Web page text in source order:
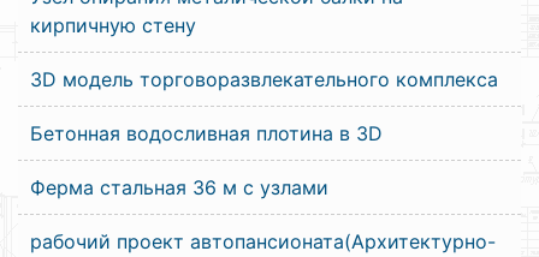
кирпичную стену
3D модель торговоразвлекательного комплекса
Бетонная водосливная плотина в 3D
Ферма стальная 36 м с узлами
рабочий проект автопансионата(Архитектурно-